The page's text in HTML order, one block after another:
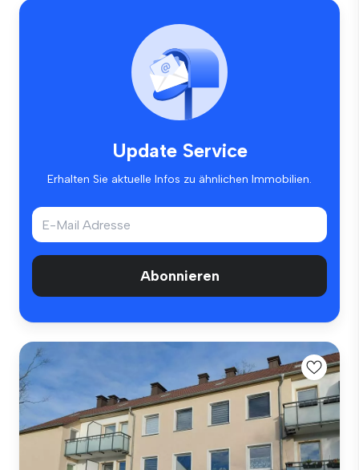
Update Service
Erhalten Sie aktuelle Infos zu ähnlichen Immobilien.
Abonnieren